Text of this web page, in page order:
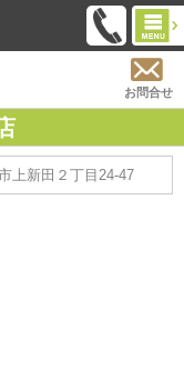
お問合せ
上新田２丁目24-47